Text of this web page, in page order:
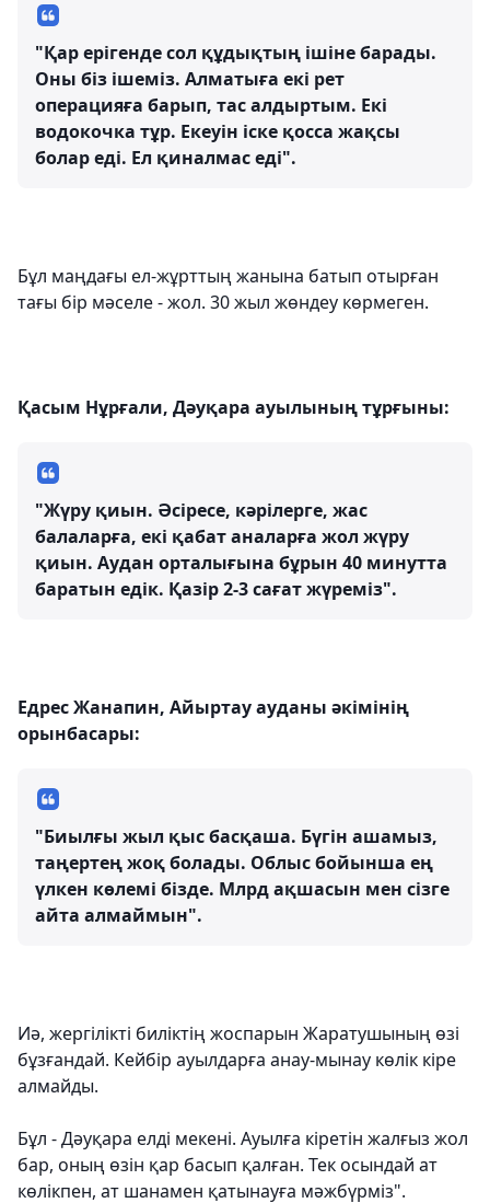
"Қар ерігенде сол құдықтың ішіне барады.
Оны біз ішеміз. Алматыға екі рет
операцияға барып, тас алдыртым. Екі
водокочка тұр. Екеуін іске қосса жақсы
болар еді. Ел қиналмас еді".
Бұл маңдағы ел-жұрттың жанына батып отырған
тағы бір мәселе - жол. 30 жыл жөндеу көрмеген.
Қасым Нұрғали, Дәуқара ауылының тұрғыны:
"Жүру қиын. Әсіресе, кәрілерге, жас
балаларға, екі қабат аналарға жол жүру
қиын. Аудан орталығына бұрын 40 минутта
баратын едік. Қазір 2-3 сағат жүреміз".
Едрес Жанапин, Айыртау ауданы әкімінің
орынбасары:
"Биылғы жыл қыс басқаша. Бүгін ашамыз,
таңертең жоқ болады. Облыс бойынша ең
үлкен көлемі бізде. Млрд ақшасын мен сізге
айта алмаймын".
Иә, жергілікті биліктің жоспарын Жаратушының өзі
бұзғандай. Кейбір ауылдарға анау-мынау көлік кіре
алмайды.
Бұл - Дәуқара елді мекені. Ауылға кіретін жалғыз жол
бар, оның өзін қар басып қалған. Тек осындай ат
көлікпен, ат шанамен қатынауға мәжбүрміз".